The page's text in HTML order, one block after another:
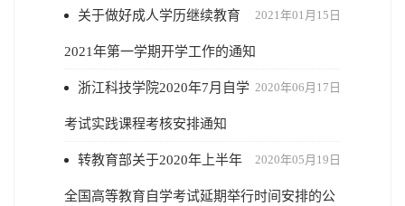
2021年01月15日
关于做好成人学历继续教育
2021年第一学期开学工作的通知
2020年06月17日
浙江科技学院2020年7月自学
考试实践课程考核安排通知
2020年05月19日
转教育部关于2020年上半年
全国高等教育自学考试延期举行时间安排的公